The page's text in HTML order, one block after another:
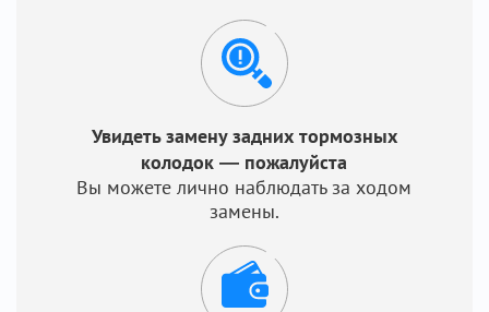
Увидеть замену задних тормозных
колодок — пожалуйста
Вы можете лично наблюдать за ходом
замены.